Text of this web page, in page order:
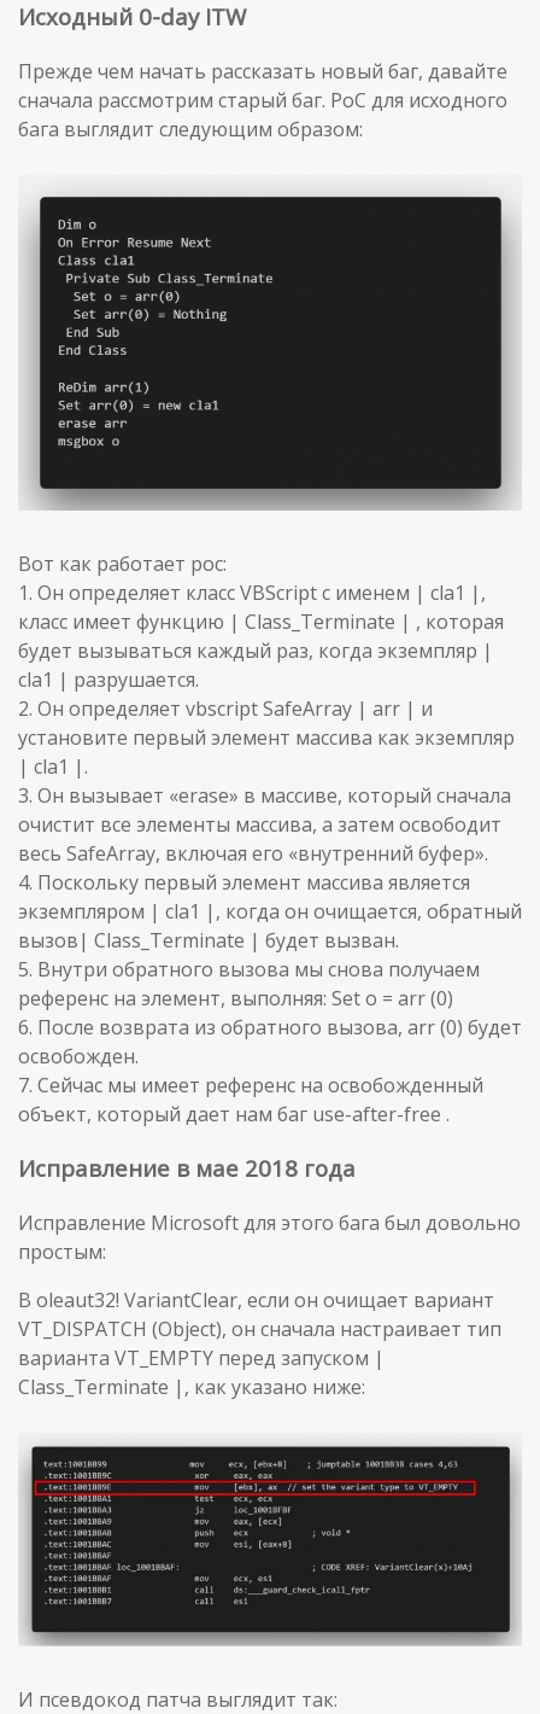
Исходный 0-day ITW
Прежде чем начать рассказать новый баг, давайте
сначала рассмотрим старый баг. PoC для исходного
бага выглядит следующим образом:
Вот как работает poc:
1. Он определяет класс VBScript с именем | cla1 |,
класс имеет функцию | Class_Terminate | , которая
будет вызываться каждый раз, когда экземпляр |
cla1 | разрушается.
2. Он определяет vbscript SafeArray | arr | и
установите первый элемент массива как экземпляр
| cla1 |.
3. Он вызывает «erase» в массиве, который сначала
очистит все элементы массива, а затем освободит
весь SafeArray, включая его «внутренний буфер».
4. Поскольку первый элемент массива является
экземпляром | cla1 |, когда он очищается, обратный
вызов| Class_Terminate | будет вызван.
5. Внутри обратного вызова мы снова получаем
референс на элемент, выполняя: Set o = arr (0)
6. После возврата из обратного вызова, arr (0) будет
освобожден.
7. Сейчас мы имеет референс на освобожденный
объект, который дает нам баг use-after-free .
Исправление в мае 2018 года
Исправление Microsoft для этого бага был довольно
простым:
В oleaut32! VariantClear, если он очищает вариант
VT_DISPATCH (Object), он сначала настраивает тип
варианта VT_EMPTY перед запуском |
Class_Terminate |, как указано ниже:
И псевдокод патча выглядит так: